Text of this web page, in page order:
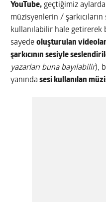
YouTube, geçtiğimiz
müzisyenlerin /
kullanılabilir hale getirerek
sayedeoluşturulan
şarkıcının sesiyle
yazarları buna bayılabilir),
yanında sesi kullanılan